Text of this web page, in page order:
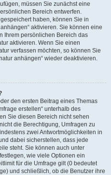
müssen Sie zunächst eine
Bereich entwerfen.
haben, können Sie in
aktivieren. Sie können eine
Ihrem persönlichen Bereich das
aktivieren. Wenn Sie einen
verfassen möchten, so können Sie
anhängen“ wieder deaktivieren.
den ersten Beitrag eines Themas
erstellen“ unterhalb des
Sie diesen Bereich nicht sehen
die Berechtigung, Umfragen zu
zwei Antwortmöglichkeiten in
dabei sicherstellen, dass jede
steht. Sie können auch unter
wie viele Optionen ein
für die Umfrage gilt (0 bedeutet
und schließlich, ob die Benutzer ihre